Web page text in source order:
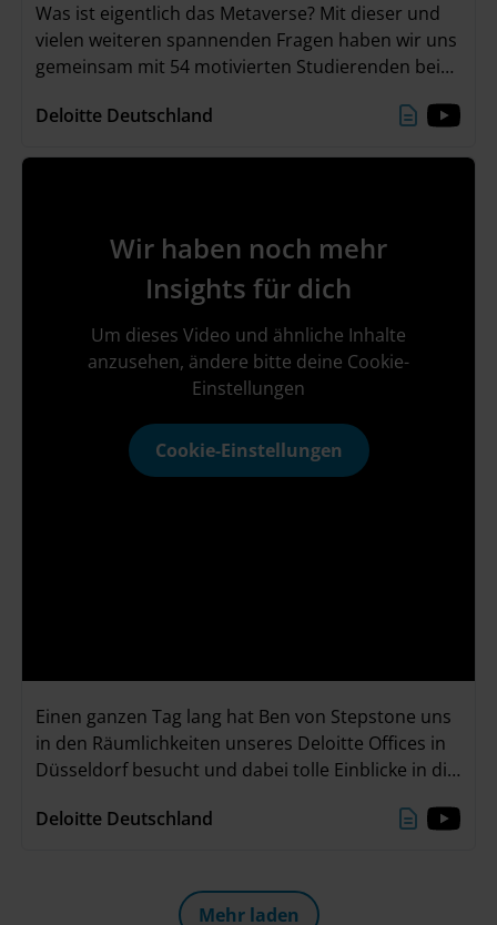
Was ist eigentlich das Metaverse? Mit dieser und
vielen weiteren spannenden Fragen haben wir uns
gemeinsam mit 54 motivierten Studierenden bei
Event mit Zukunftsperspektive“ am 22./23. Juni
unvergessliche Abendevent!
Deloitte Deutschland
Wir haben noch mehr
Insights für dich
Um dieses Video und ähnliche Inhalte
anzusehen, ändere bitte deine Cookie-
Einstellungen
Cookie-Einstellungen
Einen ganzen Tag lang hat Ben von Stepstone uns
in den Räumlichkeiten unseres Deloitte Offices in
Düsseldorf besucht und dabei tolle Einblicke in die
gewonnen. Von Tobias hat er beispielsweise
und von Marie, Madeleine und Lena gab es
Deloitte Deutschland
Mehr laden